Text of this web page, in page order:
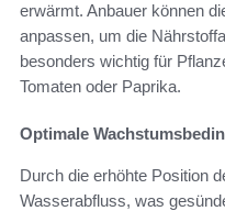
erwärmt. Anbauer können
anpassen, um die
besonders wichtig für
Tomaten oder Paprika.
Optimale
Durch die erhöhte Position
Wasserabfluss, was